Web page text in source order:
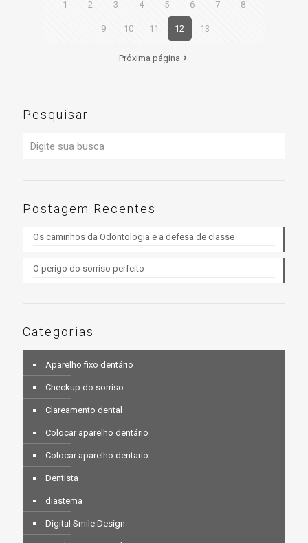
1 2 3 4 5 6 7 8
9 10 11 12 13
Próxima página
Pesquisar
Postagem Recentes
Os caminhos da Odontologia e a defesa de classe
O perigo do sorriso perfeito
Categorias
Aparelho fixo dentário
Checkup do sorriso
Clareamento dental
Colocar aparelho dentário
Colocar aparelho dentario
Dentista
diastema
Digital Smile Design